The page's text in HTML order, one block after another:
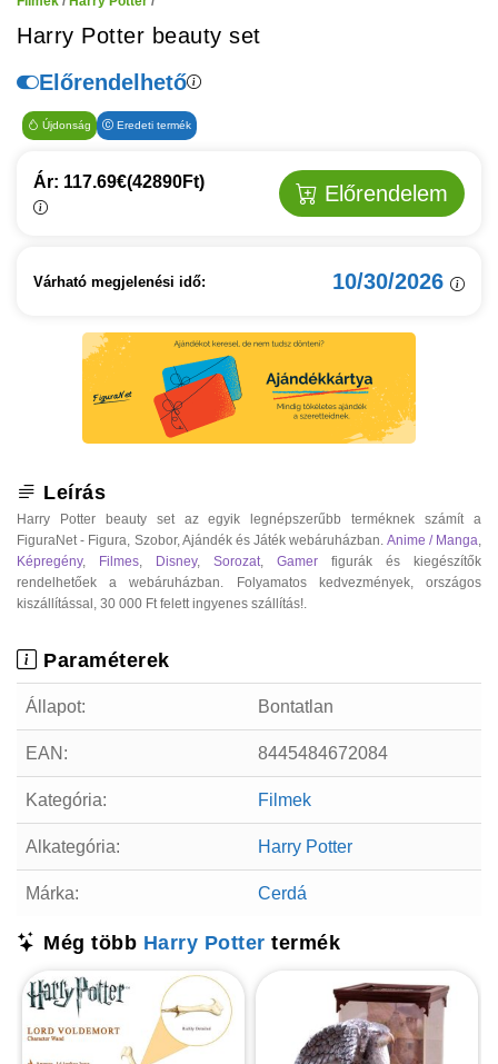
Harry Potter beauty set
Előrendelhető
Újdonság Eredeti termék
Ár: 117.69€(42890Ft) Előrendelem
Várható megjelenési idő: 10/30/2026
Leírás
Harry Potter beauty set az egyik legnépszerűbb terméknek számít a
FiguraNet - Figura, Szobor, Ajándék és Játék webáruházban. Anime / Manga,
Képregény, Filmes, Disney, Sorozat, Gamer figurák és kiegészítők
rendelhetőek a webáruházban. Folyamatos kedvezmények, országos
kiszállítással, 30 000 Ft felett ingyenes szállítás!.
Paraméterek
Állapot: Bontatlan
EAN: 8445484672084
Kategória: Filmek
Alkategória: Harry Potter
Márka: Cerdá
Még több Harry Potter termék